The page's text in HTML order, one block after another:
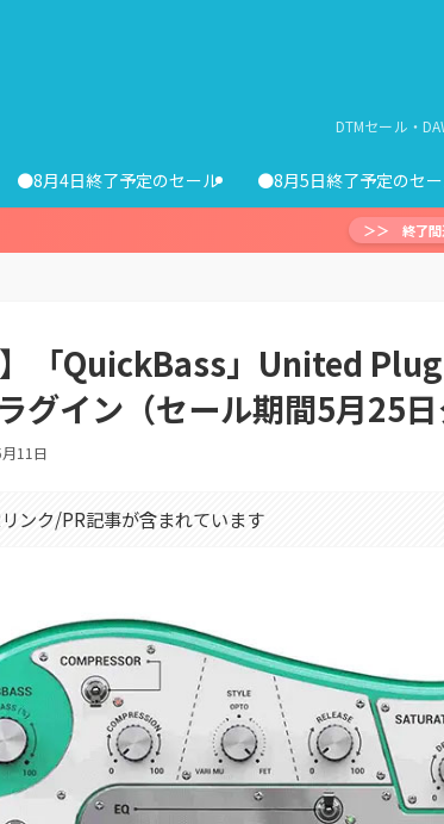
DTMセール・
●8月4日終了予定のセール ●8月5日終了予定のセ
＞＞ 終了間
】「QuickBass」United
グイン（セール期間5月25日
11日
ンク/PR記事が含まれています